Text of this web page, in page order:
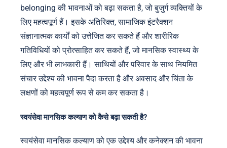
belonging की भावनाओं को बढ़ा सकता है, जो बुजुर्ग व्यक्तियों के
लिए महत्वपूर्ण हैं। इसके अतिरिक्त, सामाजिक इंटरैक्शन
संज्ञानात्मक कार्यों को उत्तेजित कर सकते हैं और शारीरिक
गतिविधियों को प्रोत्साहित कर सकते हैं, जो मानसिक स्वास्थ्य के
लिए और भी लाभकारी हैं। साथियों और परिवार के साथ नियमित
संचार उद्देश्य की भावना पैदा करता है और अवसाद और चिंता के
लक्षणों को महत्वपूर्ण रूप से कम कर सकता है।
स्वयंसेवा मानसिक कल्याण को कैसे बढ़ा सकती है?
स्वयंसेवा मानसिक कल्याण को एक उद्देश्य और कनेक्शन की भावना